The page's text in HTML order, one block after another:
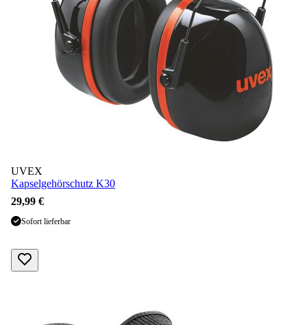
UVEX
Kapselgehörschutz K30
29,99 €
Sofort lieferbar